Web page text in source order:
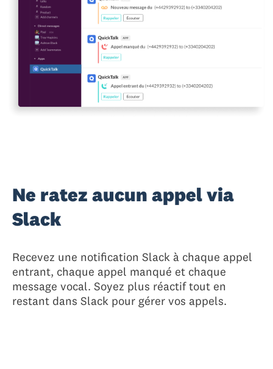
Ne ratez aucun appel via
Slack
Recevez une notification Slack à chaque appel
entrant, chaque appel manqué et chaque
message vocal. Soyez plus réactif tout en
restant dans Slack pour gérer vos appels.